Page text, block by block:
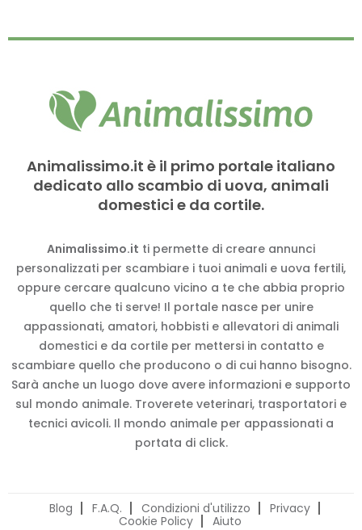
Animalissimo.it è il primo portale italiano
dedicato allo scambio di uova, animali
domestici e da cortile.
Animalissimo.it ti permette di creare annunci
personalizzati per scambiare i tuoi animali e uova fertili,
oppure cercare qualcuno vicino a te che abbia proprio
quello che ti serve! Il portale nasce per unire
appassionati, amatori, hobbisti e allevatori di animali
domestici e da cortile per mettersi in contatto e
scambiare quello che producono o di cui hanno bisogno.
Sarà anche un luogo dove avere informazioni e supporto
sul mondo animale. Troverete veterinari, trasportatori e
tecnici avicoli. Il mondo animale per appassionati a
portata di click.
Blog F.A.Q. Condizioni d'utilizzo
Privacy
Cookie Policy
Aiuto